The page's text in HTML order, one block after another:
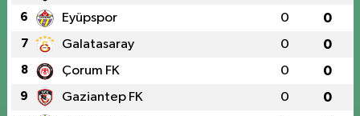
6 Eyüpspor 0 0
7 Galatasaray 0 0
8 Çorum FK 0 0
9 Gaziantep FK 0 0